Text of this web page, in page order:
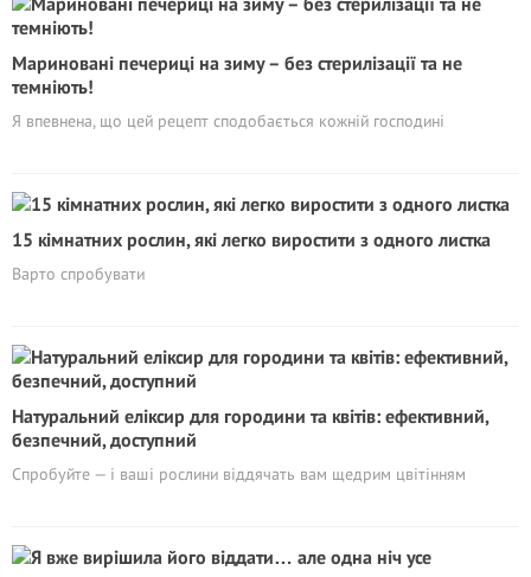
Мариновані печериці на зиму – без стерилiзації та не
темніють!
Я впевнена, що цей рецепт сподобається кожній господині
15 кімнатних рослин, які легко виростити з одного листка
Варто спробувати
Натуральний еліксир для городини та квітів: ефективний,
безпечний, доступний
Спробуйте — і ваші рослини віддячать вам щедрим цвітінням